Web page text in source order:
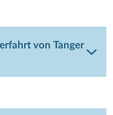
von Tanger